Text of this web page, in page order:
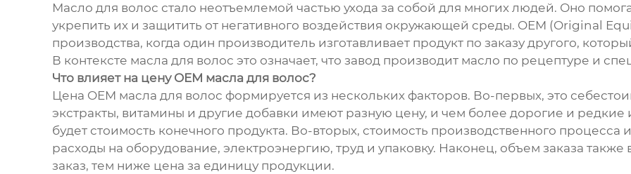
Масло для волос стало неотъемлемой частью ухода за собой для многих людей. Оно
укрепить их и защитить от негативного воздействия окружающей среды. OEM (Original
производства, когда один производитель изготавливает продукт по заказу другого,
В контексте масла для волос это означает, что завод производит масло по рецептуре и
Что влияет на цену OEM масла для волос?
Цена OEM масла для волос формируется из нескольких факторов. Во-первых, это
экстракты, витамины и другие добавки имеют разную цену, и чем более дорогие и
будет стоимость конечного продукта. Во-вторых, стоимость производственного процесса
расходы на оборудование, электроэнергию, труд и упаковку. Наконец, объем заказа
заказ, тем ниже цена за единицу продукции.